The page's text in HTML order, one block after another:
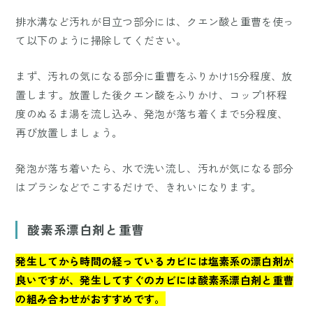
排水溝など汚れが目立つ部分には、クエン酸と重曹を使っ
て以下のように掃除してください。
まず、汚れの気になる部分に重曹をふりかけ15分程度、放
置します。放置した後クエン酸をふりかけ、コップ1杯程
度のぬるま湯を流し込み、発泡が落ち着くまで5分程度、
再び放置しましょう。
発泡が落ち着いたら、水で洗い流し、汚れが気になる部分
はブラシなどでこするだけで、きれいになります。
酸素系漂白剤と重曹
発生してから時間の経っているカビには塩素系の漂白剤が
良いですが、発生してすぐのカビには酸素系漂白剤と重曹
の組み合わせがおすすめです。